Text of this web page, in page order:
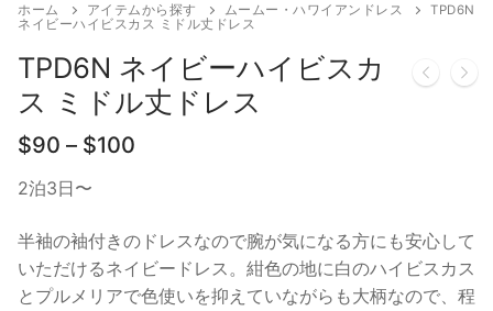
ホーム アイテムから探す ムームー・ハワイアンドレス
TPD6N
ネイビーハイビスカス ミドル丈ドレス
TPD6N ネイビーハイビスカ
ス ミドル丈ドレス
$90 – $100
–
$100
2泊3日〜
半袖の袖付きのドレスなので腕が気になる方にも安心して
いただけるネイビードレス。紺色の地に白のハイビスカス
とプルメリアで色使いを抑えていながらも大柄なので、程